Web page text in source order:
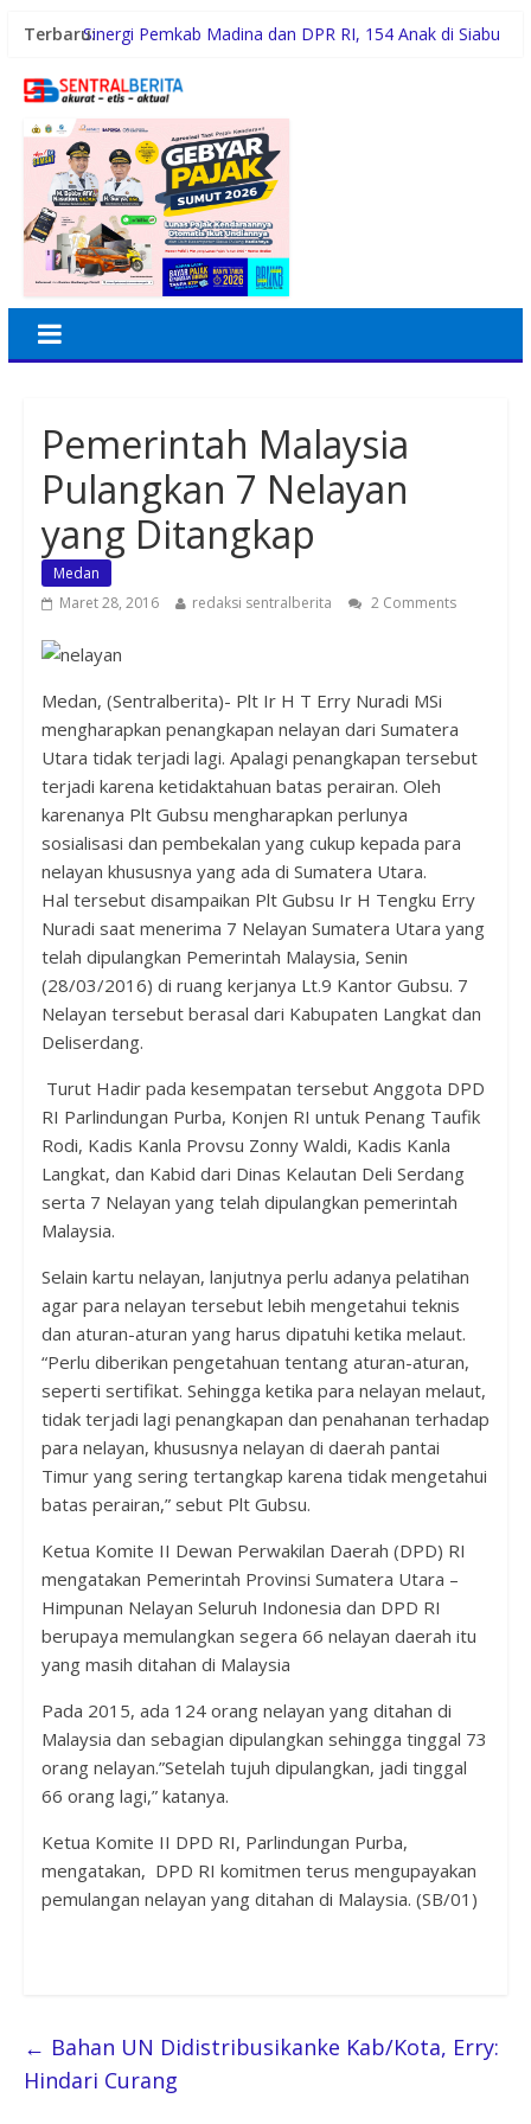
Terbaru:Sinergi Pemkab Madina dan DPR RI, 154 Anak di Siabu
Pintar 2026
Gubernur Bobby Nasution Siapkan Rumah Produksi
Kelapa di Nias Utara
Lomba Foto LRT Hadirkan Hadiah Menarik, Ini
Syaratnya
Warga dan Sekolah Sambut Gembira Rencana
Gubernur Bobby Bangun SD Negeri Lasara di Nias
Utara
Pemerintah Malaysia
Pulangkan 7 Nelayan
yang Ditangkap
Medan
Maret 28, 2016
redaksi sentralberita 2 Comments
Medan, (Sentralberita)- Plt Ir H T Erry Nuradi MSi
mengharapkan penangkapan nelayan dari Sumatera
Utara tidak terjadi lagi. Apalagi penangkapan tersebut
terjadi karena ketidaktahuan batas perairan. Oleh
karenanya Plt Gubsu mengharapkan perlunya
sosialisasi dan pembekalan yang cukup kepada para
nelayan khususnya yang ada di Sumatera Utara.
Hal tersebut disampaikan Plt Gubsu Ir H Tengku Erry
Nuradi saat menerima 7 Nelayan Sumatera Utara yang
telah dipulangkan Pemerintah Malaysia, Senin
(28/03/2016) di ruang kerjanya Lt.9 Kantor Gubsu. 7
Nelayan tersebut berasal dari Kabupaten Langkat dan
Deliserdang.
Turut Hadir pada kesempatan tersebut Anggota DPD
RI Parlindungan Purba, Konjen RI untuk Penang Taufik
Rodi, Kadis Kanla Provsu Zonny Waldi, Kadis Kanla
Langkat, dan Kabid dari Dinas Kelautan Deli Serdang
serta 7 Nelayan yang telah dipulangkan pemerintah
Malaysia.
Selain kartu nelayan, lanjutnya perlu adanya pelatihan
agar para nelayan tersebut lebih mengetahui teknis
dan aturan-aturan yang harus dipatuhi ketika melaut.
“Perlu diberikan pengetahuan tentang aturan-aturan,
seperti sertifikat. Sehingga ketika para nelayan melaut,
tidak terjadi lagi penangkapan dan penahanan terhadap
para nelayan, khususnya nelayan di daerah pantai
Timur yang sering tertangkap karena tidak mengetahui
batas perairan,” sebut Plt Gubsu.
Ketua Komite II Dewan Perwakilan Daerah (DPD) RI
mengatakan Pemerintah Provinsi Sumatera Utara –
Himpunan Nelayan Seluruh Indonesia dan DPD RI
berupaya memulangkan segera 66 nelayan daerah itu
yang masih ditahan di Malaysia
Pada 2015, ada 124 orang nelayan yang ditahan di
Malaysia dan sebagian dipulangkan sehingga tinggal 73
orang nelayan.”Setelah tujuh dipulangkan, jadi tinggal
66 orang lagi,” katanya.
Ketua Komite II DPD RI, Parlindungan Purba,
mengatakan, DPD RI komitmen terus mengupayakan
pemulangan nelayan yang ditahan di Malaysia. (SB/01)
← Bahan UN Didistribusikanke Kab/Kota, Erry:
Hindari Curang